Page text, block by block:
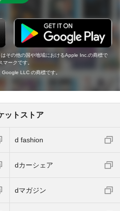
その他の国や地域におけるApple Inc.の商標で
ークです。
LLC の商標です。
ットストア
d fashion
dカーシェア
dマガジン